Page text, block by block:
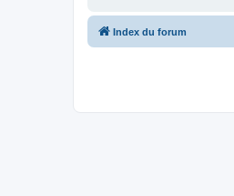
Index du forum